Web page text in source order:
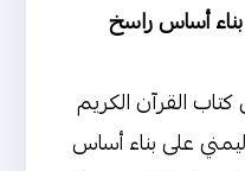
أساس راسخ
القرآن الكريم
على بناء أساس